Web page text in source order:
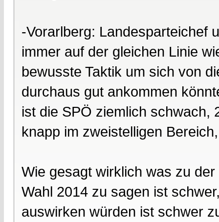
-Vorarlberg: Landesparteichef
immer auf der gleichen Linie
bewusste Taktik um sich von
durchaus gut ankommen
ist die SPÖ ziemlich schwach,
knapp im zweistelligen
Wie gesagt wirklich was zu
Wahl 2014 zu sagen ist
auswirken würden ist schwer